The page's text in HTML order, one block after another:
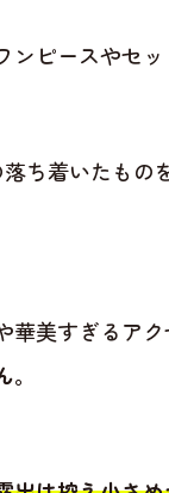
ピースやセッ
ち着いたもの
美すぎるアク
。